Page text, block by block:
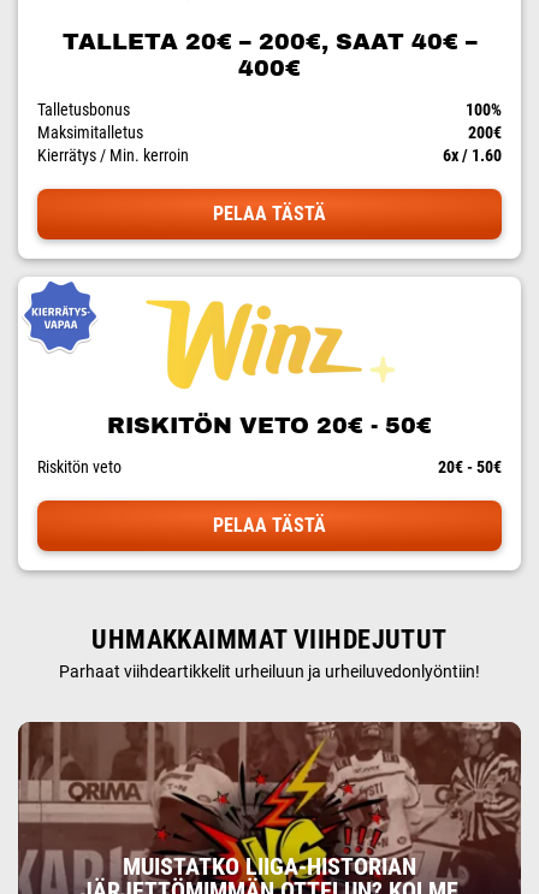
TALLETA 20€ – 200€, SAAT 40€ –
400€
Talletusbonus
100%
Maksimitalletus
200€
Kierrätys / Min. kerroin
6x / 1.60
PELAA TÄSTÄ
RISKITÖN VETO 20€ - 50€
Riskitön veto 20€ - 50€
PELAA TÄSTÄ
UHMAKKAIMMAT VIIHDEJUTUT
Parhaat viihdeartikkelit urheiluun ja urheiluvedonlyöntiin!
MUISTATKO LIIGA-HISTORIAN